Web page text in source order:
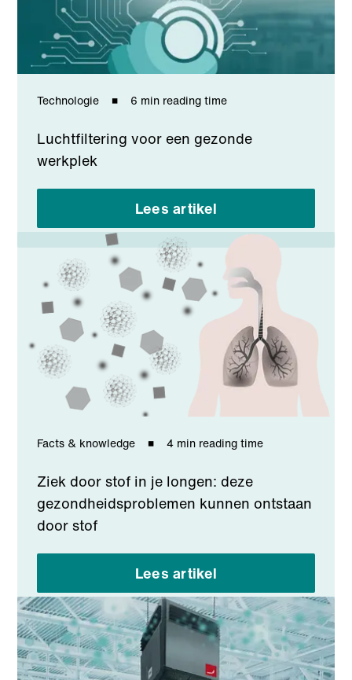
Technologie 6 min reading time
Luchtfiltering voor een gezonde
werkplek
Lees artikel
Facts & knowledge 4 min reading time
Ziek door stof in je longen: deze
gezondheidsproblemen kunnen ontstaan
door stof
Lees artikel